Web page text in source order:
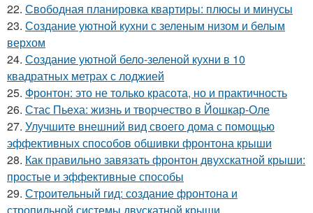
22. Свободная планировка квартиры: плюсы и минусы
23. Создание уютной кухни с зеленым низом и белым
верхом
24. Создание уютной бело-зеленой кухни в 10
квадратных метрах с лоджией
25. Фронтон: это не только красота, но и практичность
26. Стас Пьеха: жизнь и творчество в Йошкар-Оле
27. Улучшите внешний вид своего дома с помощью
эффективных способов обшивки фронтона крыши
28. Как правильно завязать фронтон двухскатной крыши:
простые и эффективные способы
29. Строительный гид: создание фронтона и